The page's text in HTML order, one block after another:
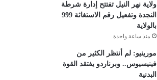
ولاية نهر النيل تفتتح إدارة شرطة
النجدة وتفعيل رقم الاستغاثة 999
بالولاية
منذ ساعة واحدة
مورينيو: لم أنتظر الكثير من
فينيسيوس.. وبرناردو يفتقد القوة
البدنية